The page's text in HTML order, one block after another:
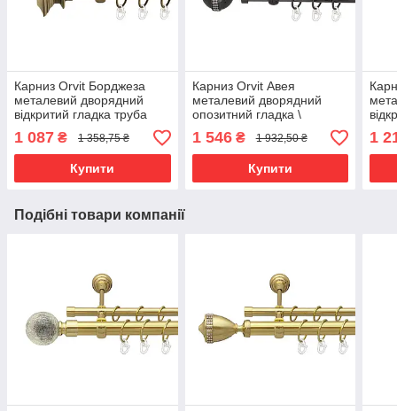
Карниз Orvit Борджеза
металевий дворядний
відкритий гладка труба
19\19 мм 240 см
(4016364)
1 087 ₴ 1 358,75 ₴
Купити
Карниз Orvit Авея
металевий дворядний
опозитний гладка \
металеве Онікс 25\19 мм
240 см (6708142)
1 546₴ 1 932,50 ₴
Купити
1
Подібні товари компанії